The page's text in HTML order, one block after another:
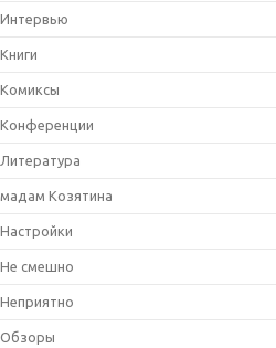
Интервью
Книги
Комиксы
Конференции
Литература
мадам Козятина
Настройки
Не смешно
Неприятно
Обзоры